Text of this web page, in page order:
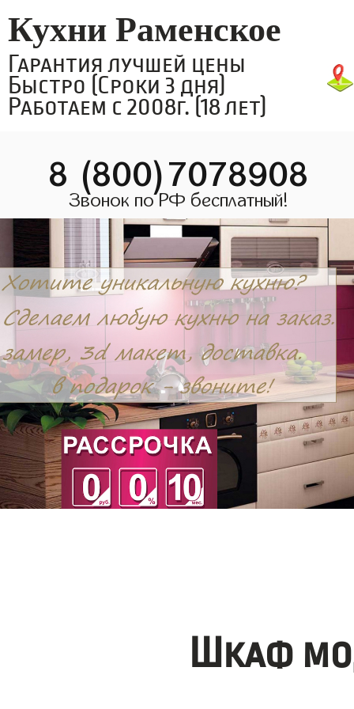
Кухни Раменское
Гарантия лучшей цены
Быстро (Сроки 3 дня)
Работаем с 2008г. (18 лет)
8 (800)7078908
Звонок по РФ бесплатный!
Шкаф